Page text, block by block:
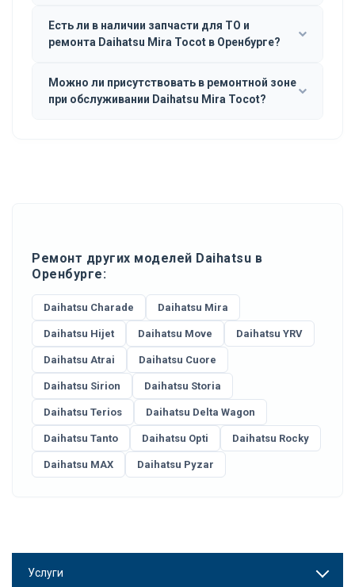
Есть ли в наличии запчасти для ТО и
ремонта Daihatsu Mira Tocot в Оренбурге?
Можно ли присутствовать в ремонтной зоне
при обслуживании Daihatsu Mira Tocot?
Ремонт других моделей Daihatsu в
Оренбурге:
Daihatsu Charade Daihatsu Mira
Daihatsu Hijet Daihatsu Move Daihatsu YRV
Daihatsu Atrai Daihatsu Cuore
Daihatsu Sirion Daihatsu Storia
Daihatsu Terios Daihatsu Delta Wagon
Daihatsu Tanto Daihatsu Opti Daihatsu Rocky
Daihatsu MAX Daihatsu Pyzar
Услуги